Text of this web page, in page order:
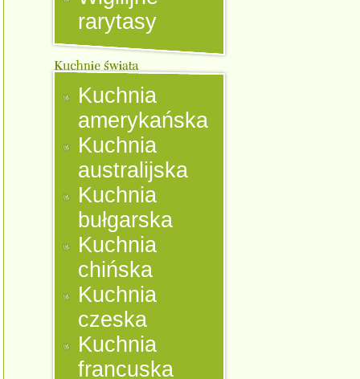
rarytasy
Kuchnia
amerykańska
Kuchnia
australijska
Kuchnia
bułgarska
Kuchnia
chińska
Kuchnia
czeska
Kuchnia
francuska